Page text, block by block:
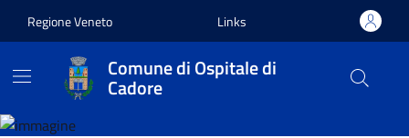
Regione Veneto Links
Comune di Ospitale di
Cadore